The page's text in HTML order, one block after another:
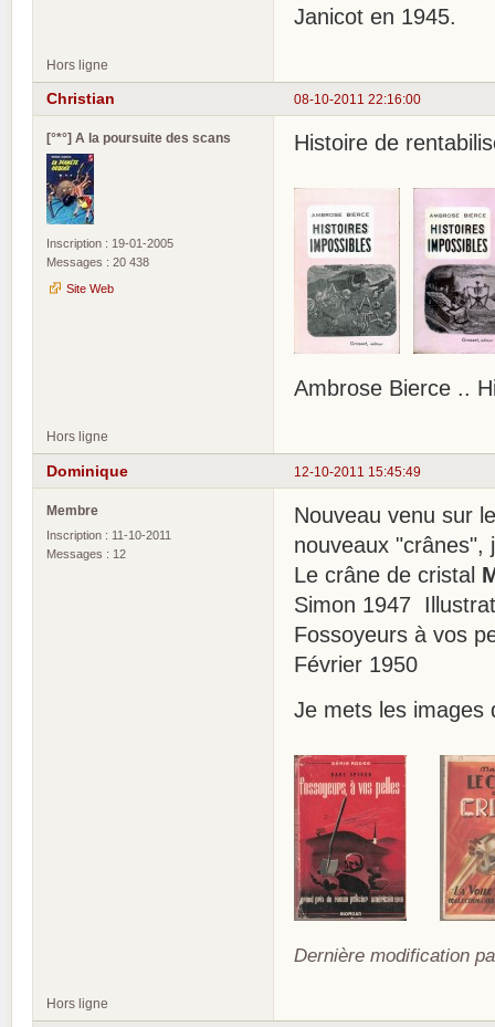
Janicot en 1945.
Hors ligne
08-10-2011 22:16:00
Christian
[°*°] A la poursuite des scans
Inscription : 19-01-2005
Messages : 20 438
Site Web
Histoire de
Ambrose Bierce ..
Hors ligne
12-10-2011 15:45:49
Dominique
Membre
Inscription : 11-10-2011
Messages : 12
Nouveau venu sur
nouveaux "crânes",
Le crâne de cristal
Simon 1947
Fossoyeurs à vos
Février 1950
Je mets les images
Dernière modification
Hors ligne